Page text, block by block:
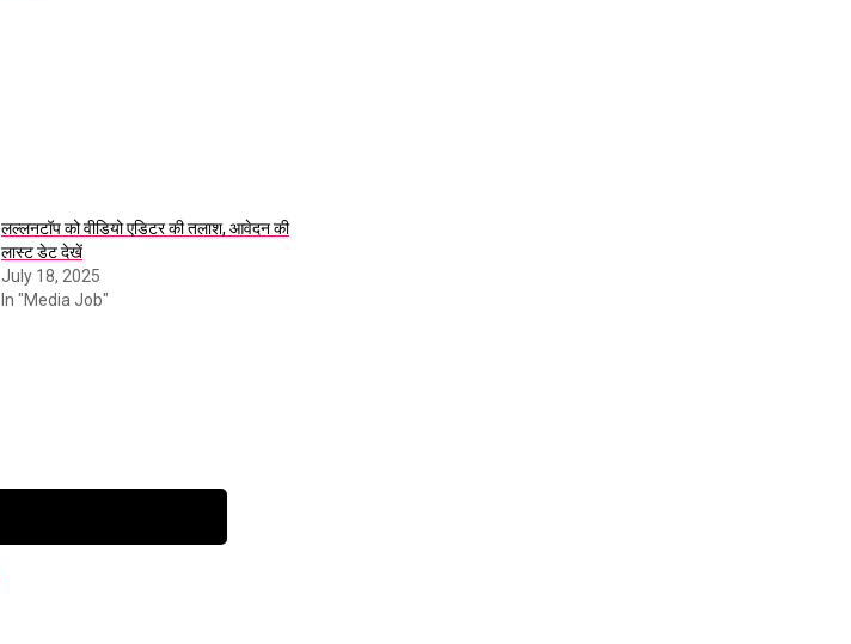
लल्लनटॉप को वीडियो एडिटर की तलाश, आवेदन की
लास्ट डेट देखें
July 18, 2025
In "Media Job"